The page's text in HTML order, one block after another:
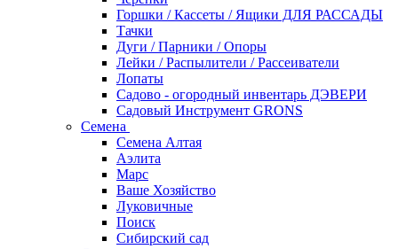
Горшки / Кассеты / Ящики ДЛЯ РАССАДЫ
Тачки
Дуги / Парники / Опоры
Лейки / Распылители / Рассеиватели
Лопаты
Садово - огородный инвентарь ДЭВЕРИ
Садовый Инструмент GRONS
Семена
Семена Алтая
Аэлита
Марс
Ваше Хозяйство
Луковичные
Поиск
Сибирский сад